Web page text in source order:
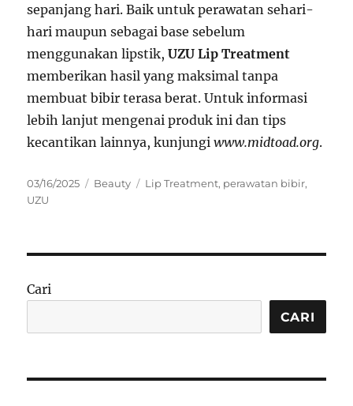
sepanjang hari. Baik untuk perawatan sehari-
hari maupun sebagai base sebelum
menggunakan lipstik,UZU Lip Treatment
memberikan hasil yang maksimal tanpa
membuat bibir terasa berat. Untuk informasi
lebih lanjut mengenai produk ini dan tips
kecantikan lainnya, kunjungiwww.midtoad.org.
Posted
on
03/16/2025 Categories
Beauty Tags
Lip Treatment, perawatan bibir,
UZU
Cari
CARI